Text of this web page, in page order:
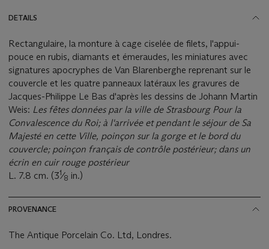
DETAILS
Rectangulaire, la monture à cage ciselée de filets, l'appui-
pouce en rubis, diamants et émeraudes, les miniatures avec
signatures apocryphes de Van Blarenberghe reprenant sur le
couvercle et les quatre panneaux latéraux les gravures de
Jacques-Philippe Le Bas d'après les dessins de Johann Martin
Weis: Les fêtes données par la ville de Strasbourg Pour la
Convalescence du Roi; à l'arrivée et pendant le séjour de Sa
Majesté en cette Ville, poinçon sur la gorge et le bord du
couvercle; poinçon français de contrôle postérieur; dans un
écrin en cuir rouge postérieur
L. 7.8 cm. (31⁄8 in.)
PROVENANCE
The Antique Porcelain Co. Ltd, Londres.